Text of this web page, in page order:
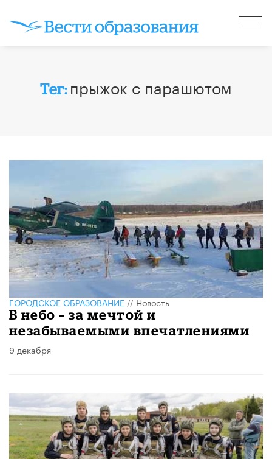
Тег: прыжок с парашютом
ГОРОДСКОЕ ОБРАЗОВАНИЕ//Новость
В небо – за мечтой и
незабываемыми впечатлениями
9 декабря